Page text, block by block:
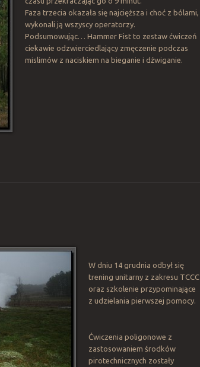
Faza trzecia okazała się najcięższa i choć z bólami,
wykonali ją wszyscy operatorzy.
Podsumowując… Hammer Fist to zestaw ćwiczeń
ciekawie odzwierciedlający zmęczenie podczas
mislimów z naciskiem na bieganie i dźwiganie.
W dniu 14 grudnia odbył się
trening unitarny z zakresu TCCC
oraz szkolenie przypominające
z udzielania pierwszej pomocy.
Ćwiczenia poligonowe z
zastosowaniem środków
pirotechnicznych zostały